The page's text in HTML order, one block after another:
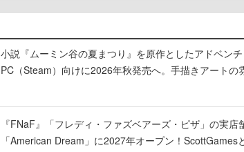
小説『ムーミン谷の夏まつり』を原作としたアドベンチ
PC（Steam）向けに2026年秋発売へ。手描きアートの
『FNaF』「フレディ・ファズベアーズ・ピザ」の実
「American Dream」に2027年オープン！